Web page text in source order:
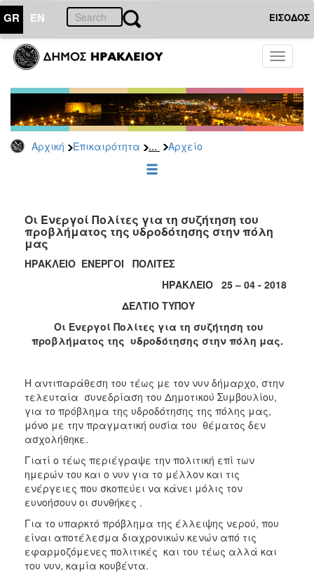
GR EN ΕΙΣΟΔΟΣ
Toggle
Αρχική Επικαιρότητα ... Αρχείο
ΕΠΙΚΑΙΡΟΤΗΤΑ
Παρατάξεις
Αρχείο
ΕΠΙΣΚΕΠΤΗΣ
ΗΡΑΚΛΕΙΟ
Οι Ενεργοί Πολίτες για τη συζήτηση του
προβλήματος της υδροδότησης στην πόλη
μας
ΗΡΑΚΛΕΙΟ ΕΝΕΡΓΟΙ ΠΟΛΙΤΕΣ
ΗΡΑΚΛΕΙΟ 25 – 04 - 2018
ΔΕΛΤΙΟ ΤΥΠΟΥ
Οι Ενεργοί Πολίτες για τη συζήτηση του
προβλήματος της υδροδότησης στην πόλη μας.
Η αντιπαράθεση του τέως με τον νυν δήμαρχο, στην
τελευταία συνεδρίαση του Δημοτικού Συμβουλίου,
για το πρόβλημα της υδροδότησης της πόλης μας,
μόνο με την πραγματική ουσία του θέματος δεν
ασχολήθηκε.
Γιατί ο τέως περιέγραψε την πολιτική επί των
ημερών του και ο νυν για το μέλλον και τις
ενέργειες που σκοπεύει να κάνει μόλις τον
ευνοήσουν οι συνθήκες .
Για το υπαρκτό πρόβλημα της έλλειψης νερού, που
είναι αποτέλεσμα διαχρονικών κενών από τις
εφαρμοζόμενες πολιτικές και του τέως αλλά και
του νυν, καμία κουβέντα.